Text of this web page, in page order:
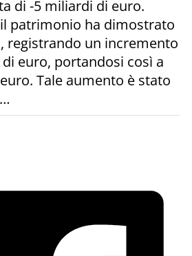
di -5 miliardi di euro.
patrimonio ha dimostrato
registrando un incremento
euro, portandosi così a
Tale aumento è stato